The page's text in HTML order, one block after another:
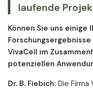
laufende
Können Sie uns einige
VivaCell im
potenziellen
Dr. B. Fiebich: Die